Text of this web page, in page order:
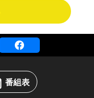
番組表